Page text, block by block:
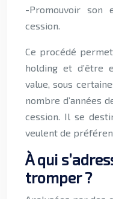
-Promouvoir son
cession.
Ce procédé
holding et d’être
value, sous
nombre d’années
cession. Il se
veulent de
À qui
tromper ?